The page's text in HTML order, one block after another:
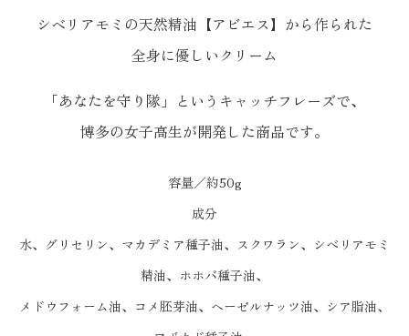
シベリアモミの天然精油【アビエス】から作られた
全身に優しいクリーム
「あなたを守り隊」というキャッチフレーズで、
博多の女子高生が開発した商品です。
容量／約50g
成分
水、グリセリン、マカデミア種子油、スクワラン、シベリアモミ
精油、ホホバ種子油、
メドウフォーム油、コメ胚芽油、ヘーゼルナッツ油、シア脂油、